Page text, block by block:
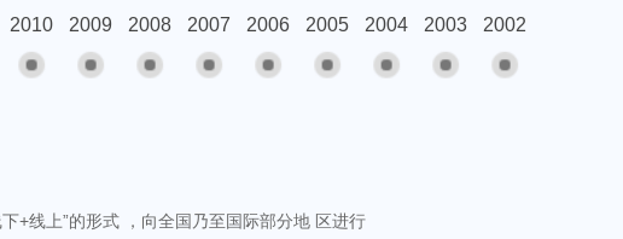
2010 2009 2008 2007 2006 2005 2004 2003 2002
+线上”的形式 ，向全国乃至国际部分地 区进行